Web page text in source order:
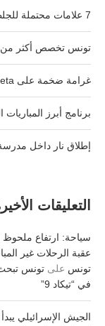
7 علامات محتملة للجلطات الدموية لا ينبغي تجاهلها
تونس تخصص أكثر من 8.4 ملايين دينار لتهيئة المناطق السياحية
غرامة ضخمة على Meta بقيمة 567 مليون دولار بسبب حماية القاصرين
برنامج أبرز المباريات
إطلاق نار داخل مدرسة في
التعليقات
سياحة: ارتفاع ملحوظ
عقبة الرحلات غير
تونس على تونس
في “تيكاد 9”
الجيش الإسرائيلي